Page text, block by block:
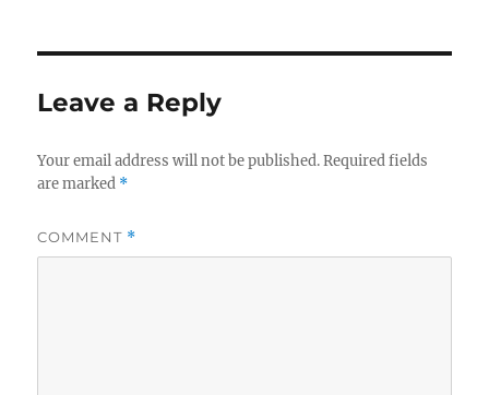
Leave a Reply
Your email address will not be published. Required fields
are marked *
COMMENT *